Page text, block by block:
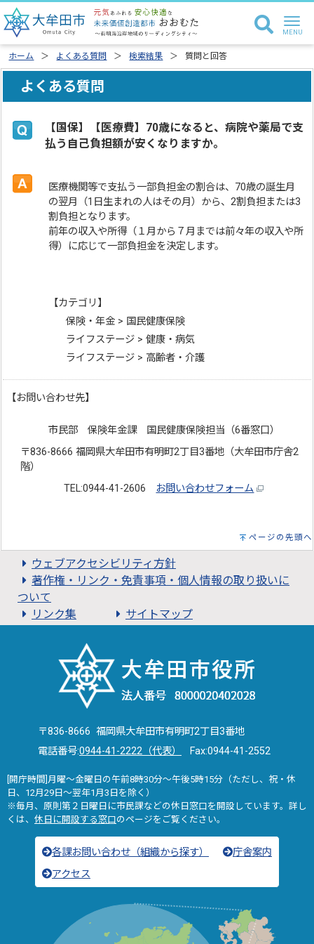
ホーム よくある質問 検索結果 質問と回答
よくある質問
【国保】【医療費】70歳になると、病院や薬局で支
払う自己負担額が安くなりますか。
医療機関等で支払う一部負担金の割合は、70歳の誕生月
の翌月（1日生まれの人はその月）から、2割負担または3
割負担となります。
前年の収入や所得（１月から７月までは前々年の収入や所
得）に応じて一部負担金を決定します。
【カテゴリ】
保険・年金 > 国民健康保険
ライフステージ > 健康・病気
ライフステージ > 高齢者・介護
【お問い合わせ先】
市民部 保険年金課 国民健康保険担当（6番窓口）
〒836-8666 福岡県大牟田市有明町2丁目3番地（大牟田市庁舎2
階）
TEL:0944-41-2606
お問い合わせフォーム
ページの先頭へ
ウェブアクセシビリティ方針
著作権・リンク・免責事項・個人情報の取り扱いに
ついて
リンク集
サイトマップ
〒836-8666 福岡県大牟田市有明町2丁目3番地
電話番号:0944-41-2222（代表） Fax:0944-41-2552
[開庁時間]月曜～金曜日の午前8時30分～午後5時15分（ただし、祝・休
日、12月29日～翌年1月3日を除く）
※毎月、原則第２日曜日に市民課などの休日窓口を開設しています。詳し
くは、 休日に開設する窓口のページをご覧ください。
各課お問い合わせ（組織から探す）
庁舎案内
アクセス